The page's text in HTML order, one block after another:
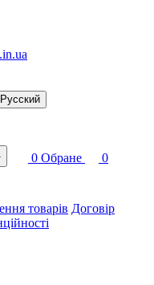
Русский
0 Обране
0
товарів Договір